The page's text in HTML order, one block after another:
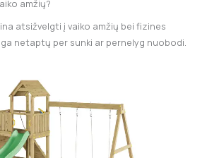
amžių?
atsižvelgti į vaiko amžių bei fizines
netaptų per sunki ar pernelyg nuobodi.